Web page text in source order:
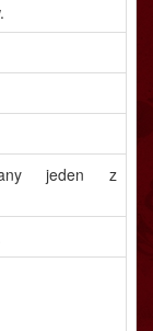
jeden z